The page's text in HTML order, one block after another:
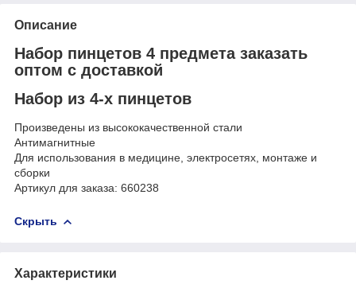
Описание
Набор пинцетов 4 предмета заказать
оптом с доставкой
Набор из 4-х пинцетов
Произведены из высококачественной стали
Антимагнитные
Для использования в медицине, электросетях, монтаже и
сборки
Артикул для заказа: 660238
Скрыть
Характеристики